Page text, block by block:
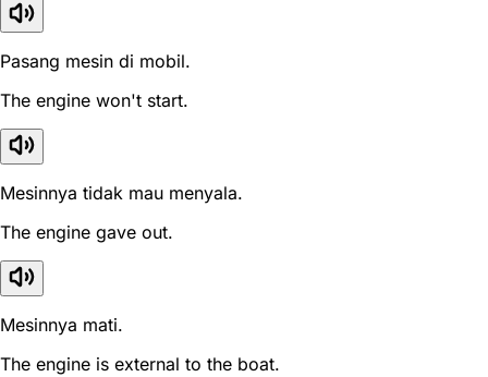
Pasang mesin di mobil.
The engine won't start.
Mesinnya tidak mau menyala.
The engine gave out.
Mesinnya mati.
The engine is external to the boat.